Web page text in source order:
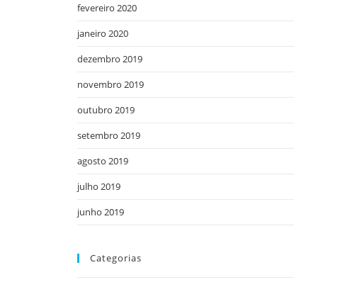
fevereiro 2020
janeiro 2020
dezembro 2019
novembro 2019
outubro 2019
setembro 2019
agosto 2019
julho 2019
junho 2019
Categorias